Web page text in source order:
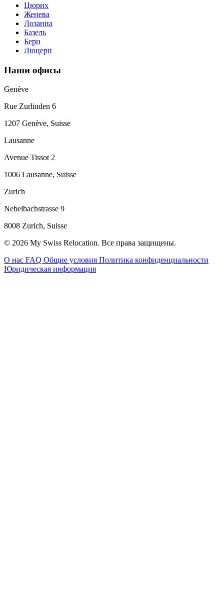
Цюрих
Женева
Лозанна
Базель
Берн
Люцерн
Наши офисы
Genève
Rue Zurlinden 6
1207 Genève, Suisse
Lausanne
Avenue Tissot 2
1006 Lausanne, Suisse
Zurich
Nebelbachstrasse 9
8008 Zurich, Suisse
© 2026 My Swiss Relocation. Все права защищены.
О нас FAQ Общие условия Политика конфиденциальности
Юридическая информация